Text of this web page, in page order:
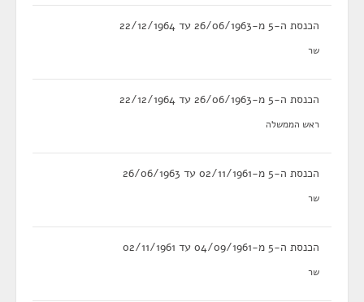
הכנסת ה-5 מ-26/06/1963 עד 22/12/1964
שר
הכנסת ה-5 מ-26/06/1963 עד 22/12/1964
ראש הממשלה
הכנסת ה-5 מ-02/11/1961 עד 26/06/1963
שר
הכנסת ה-5 מ-04/09/1961 עד 02/11/1961
שר